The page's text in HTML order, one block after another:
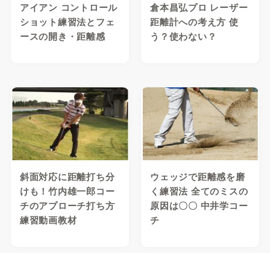
アイアン コントロール
ショット練習法とフェ
ースの開き・距離感
倉本昌弘プロ レーザー
距離計への考え方 使
う？使わない？
斜面対応に距離打ち分
けも！竹内雄一郎コー
チのアプローチ打ち方
練習動画教材
ウェッジで距離感を磨
く練習法 全てのミスの
原因は〇〇 中井学コー
チ